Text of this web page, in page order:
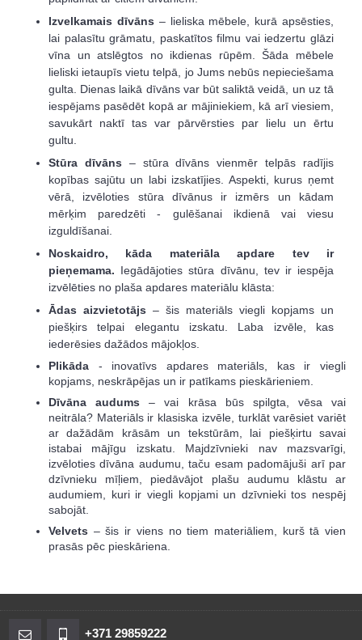
Izvelkamais dīvāns – lieliska mēbele, kurā apsēsties,
lai palasītu grāmatu, paskatītos filmu vai iedzertu glāzi
vīna un atslēgtos no ikdienas rūpēm. Šāda mēbele
lieliski ietaupīs vietu telpā, jo Jums nebūs nepieciešama
gulta. Dienas laikā dīvāns var būt saliktā veidā, un uz tā
iespējams pasēdēt kopā ar mājiniekiem, kā arī viesiem,
savukārt naktī tas var pārvērsties par lielu un ērtu
gultu.
Stūra dīvāns – stūra dīvāns vienmēr telpās radījis
kopības sajūtu un labi izskatījies. Aspekti, kurus ņemt
vērā, izvēloties stūra dīvānus ir izmērs un kādam
mērķim paredzēti - gulēšanai ikdienā vai viesu
izguldīšanai.
Noskaidro, kāda materiāla apdare tev ir
pieņemama. Iegādājoties stūra dīvānu, tev ir iespēja
izvēlēties no plaša apdares materiālu klāsta:
Ādas aizvietotājs – šis materiāls viegli kopjams un
piešķirs telpai elegantu izskatu. Laba izvēle, kas
iederēsies dažādos mājokļos.
Plikāda - inovatīvs apdares materiāls, kas ir viegli
kopjams, neskrāpējas un ir patīkams pieskārieniem.
Dīvāna audums – vai krāsa būs spilgta, vēsa vai
neitrāla? Materiāls ir klasiska izvēle, turklāt varēsiet variēt
ar dažādām krāsām un tekstūrām, lai piešķirtu savai
istabai mājīgu izskatu. Majdzīvnieki nav mazsvarīgi,
izvēloties dīvāna audumu, taču esam padomājuši arī par
dzīvnieku mīļiem, piedāvājot plašu audumu klāstu ar
audumiem, kuri ir viegli kopjami un dzīvnieki tos nespēj
sabojāt.
Velvets – šis ir viens no tiem materiāliem, kurš tā vien
prasās pēc pieskāriena.
+371 29859222